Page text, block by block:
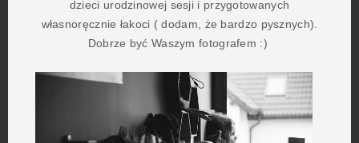
dzieci urodzinowej sesji i przygotowanych
własnoręcznie łakoci ( dodam, że bardzo pysznych).
Dobrze być Waszym fotografem :)